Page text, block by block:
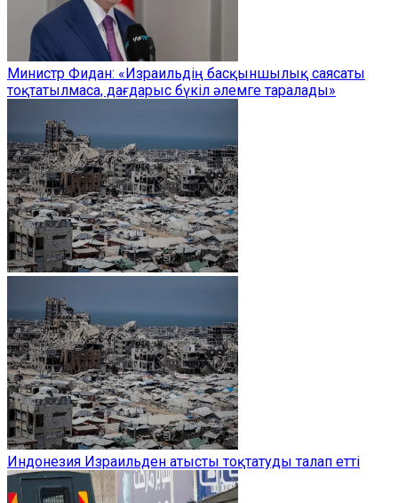
Министр Фидан: «Израильдің басқыншылық саясаты
тоқтатылмаса, дағдарыс бүкіл әлемге таралады»
Индонезия Израильден атысты тоқтатуды талап етті